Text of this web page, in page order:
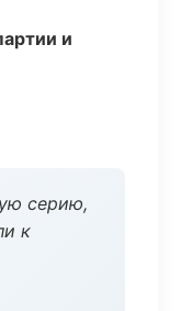
и
серию,
к